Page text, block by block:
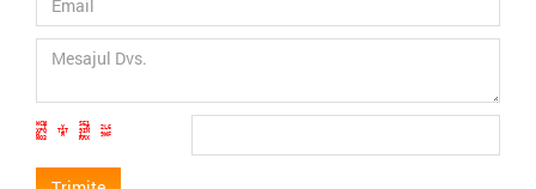
WCM SE1
T Y R 2L6
XPQ TST 9IN
H M 1 9WF
WO3 KRX